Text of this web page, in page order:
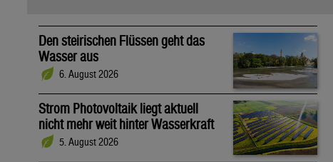
Den steirischen Flüssen geht das
Wasser aus
6. August 2026
Strom Photovoltaik liegt aktuell
nicht mehr weit hinter Wasserkraft
5. August 2026